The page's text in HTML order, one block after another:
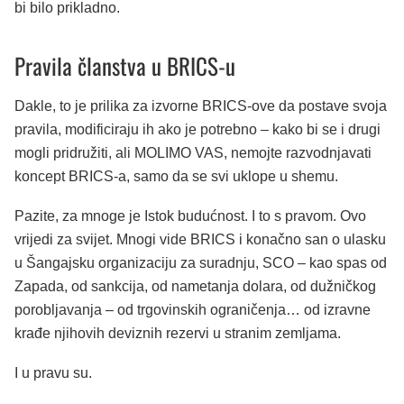
bi bilo prikladno.
Pravila članstva u BRICS-u
Dakle, to je prilika za izvorne BRICS-ove da postave svoja
pravila, modificiraju ih ako je potrebno – kako bi se i drugi
mogli pridružiti, ali MOLIMO VAS, nemojte razvodnjavati
koncept BRICS-a, samo da se svi uklope u shemu.
Pazite, za mnoge je Istok budućnost. I to s pravom. Ovo
vrijedi za svijet. Mnogi vide BRICS i konačno san o ulasku
u Šangajsku organizaciju za suradnju, SCO – kao spas od
Zapada, od sankcija, od nametanja dolara, od dužničkog
porobljavanja – od trgovinskih ograničenja… od izravne
krađe njihovih deviznih rezervi u stranim zemljama.
I u pravu su.